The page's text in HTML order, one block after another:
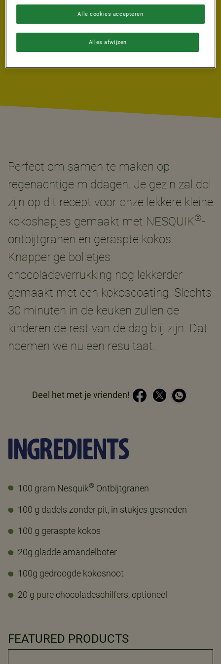
SERVINGS
12
Perfect om samen te maken op
regenachtige middagen. Je gezin zal dol
zijn op dit recept voor onze lekkere kleine
kokoshapjes gemaakt met NESQUIK®-
ontbijtgranen en geraspte kokos.
Knapperige bolletjes
chocoladeverrukking nog lekkerder
gemaakt met een kokoscoating. Slechts
30 minuten in de keuken zullen de
kinderen de rest van de dag blij zijn. Dat
noemen we nu een resultaat.
Deel het met je vrienden!
INGREDIENTS
100 gram Nesquik® Ontbijtgranen
100 g dadels zonder pit, in stukjes gesneden
100 g geraspte kokos
20g gladde amandelboter
100g gedroogde kokosnoot
20 g pure chocoladeschilfers, optioneel
FEATURED PRODUCTS
Alles afwijzen
Alle cookies accepteren